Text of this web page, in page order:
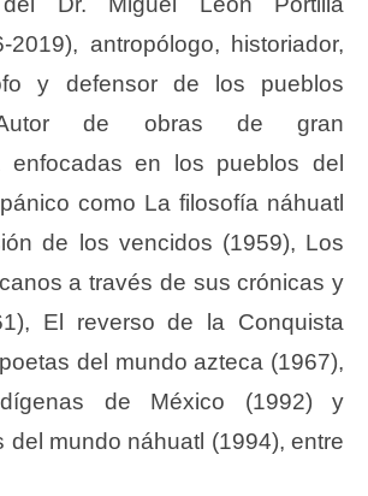
2019), antropólogo, historiador,
y defensor de los pueblos
Autor de obras de gran
enfocadas en los pueblos del
como La filosofía náhuatl
de los vencidos (1959), Los
a través de sus crónicas y
El reverso de la Conquista
del mundo azteca (1967),
de México (1992) y
del mundo náhuatl (1994), entre